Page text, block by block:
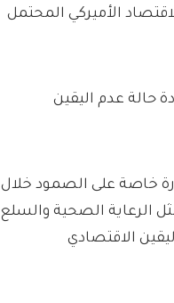
الأميركي المحتمل
حالة عدم اليقين
خاصة على الصمود خلال
الرعاية الصحية والسلع
الاقتصادي